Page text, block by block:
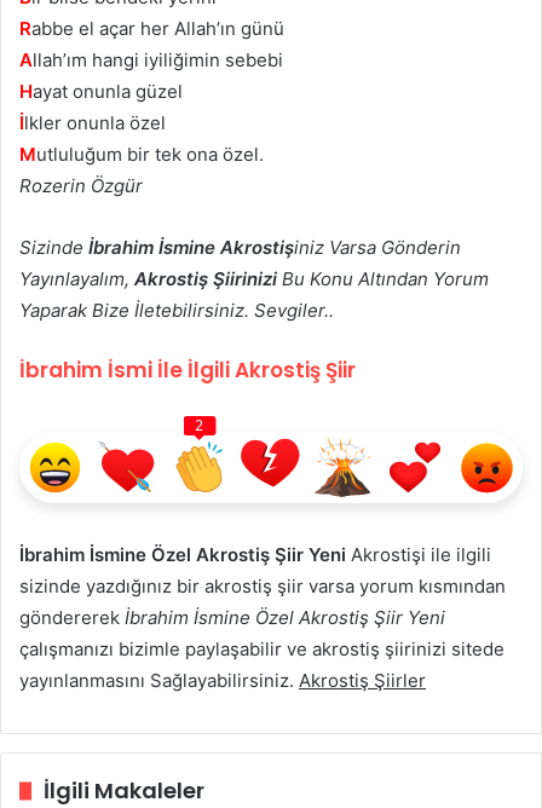
Rabbe el açar her Allah’ın günü
Allah’ım hangi iyiliğimin sebebi
Hayat onunla güzel
İlkler onunla özel
Mutluluğum bir tek ona özel.
Rozerin Özgür
Sizinde İbrahim İsmine Akrostişiniz Varsa Gönderin
Yayınlayalım, Akrostiş Şiirinizi Bu Konu Altından Yorum
Yaparak Bize İletebilirsiniz. Sevgiler..
İbrahim İsmi İle İlgili Akrostiş Şiir
2
İbrahim İsmine Özel Akrostiş Şiir Yeni Akrostişi ile ilgili
sizinde yazdığınız bir akrostiş şiir varsa yorum kısmından
göndererek İbrahim İsmine Özel Akrostiş Şiir Yeni
çalışmanızı bizimle paylaşabilir ve akrostiş şiirinizi sitede
yayınlanmasını Sağlayabilirsiniz. Akrostiş Şiirler
İlgili Makaleler